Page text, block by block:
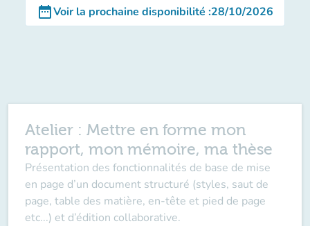
date_rangeVoir la prochaine disponibilité :28/10/2026
Atelier : Mettre en forme mon
rapport, mon mémoire, ma thèse
Présentation des fonctionnalités de base de mise
en page d’un document structuré (styles, saut de
page, table des matière, en-tête et pied de page
etc...) et d’édition collaborative.